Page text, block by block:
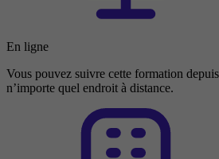
En ligne
Vous pouvez suivre cette formation
n’importe quel endroit à distance.